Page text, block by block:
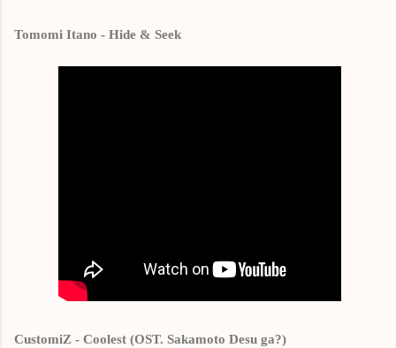
Tomomi Itano - Hide & Seek
CustomiZ - Coolest (OST. Sakamoto Desu ga?)